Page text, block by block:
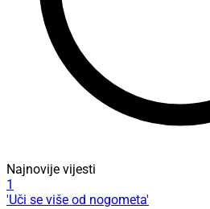
Najnovije vijesti
1
'Uči se više od nogometa'